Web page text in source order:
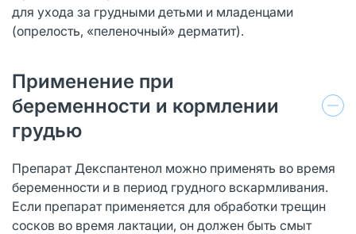
для ухода за грудными детьми и младенцами
(опрелость, «пеленочный» дерматит).
Применение при
беременности и кормлении
грудью
Препарат Декспантенол можно применять во время
беременности и в период грудного вскармливания.
Если препарат применяется для обработки трещин
сосков во время лактации, он должен быть смыт